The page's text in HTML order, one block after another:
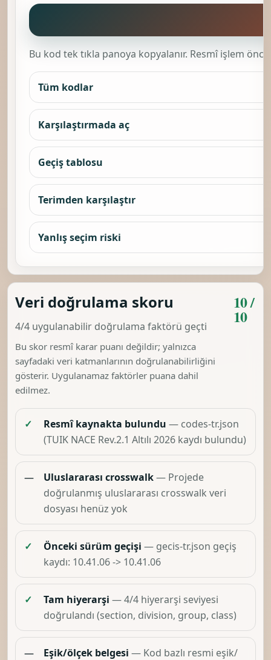
Bu kod tek tıkla panoya kopyalanır. Resmî işlem
Tüm kodlar
Karşılaştırmada aç
Geçiş tablosu
Terimden karşılaştır
Yanlış seçim riski
Veri doğrulama skoru
4/4 uygulanabilir doğrulama faktörü geçti
Bu skor resmî karar puanı değildir; yalnızca
sayfadaki veri katmanlarının doğrulanabilirliğini
gösterir. Uygulanamaz faktörler puana dahil
edilmez.
10 /
10
✓ Resmî kaynakta bulundu — codes-tr.json
(TUIK NACE Rev.2.1 Altılı 2026 kaydı bulundu)
— Uluslararası crosswalk— Projede
doğrulanmış uluslararası crosswalk veri
dosyası henüz yok
✓ Önceki sürüm geçişi — gecis-tr.json geçiş
kaydı: 10.41.06 -> 10.41.06
✓ Tam hiyerarşi — 4/4 hiyerarşi seviyesi
doğrulandı (section, division, group, class)
— Eşik/ölçek belgesi — Kod bazlı resmi eşik/